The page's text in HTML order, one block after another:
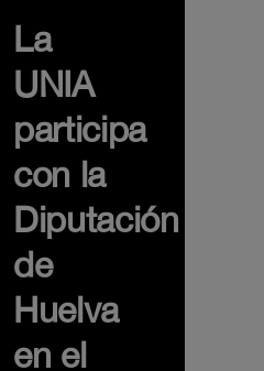
La
UNIA
participa
con la
Diputación
de
Huelva
en el